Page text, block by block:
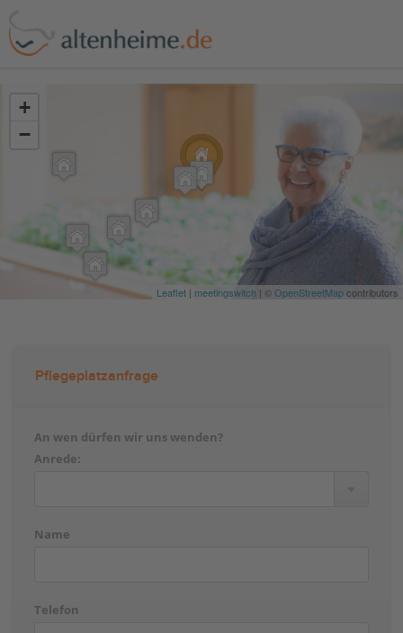
+
−
Leaflet | meetingswitch | ©OpenStreetMapcontributors
Pflegeplatzanfrage
An wen dürfen wir uns wenden?
Anrede:
Name
Telefon